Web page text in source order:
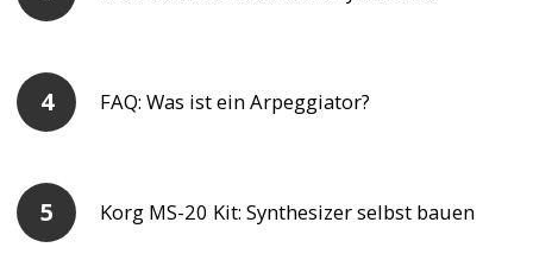
FAQ: Was ist ein Arpeggiator?
Korg MS-20 Kit: Synthesizer selbst bauen